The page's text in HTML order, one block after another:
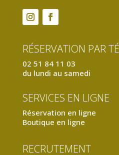
RÉSERVATION PAR
02 51 84 11 03
du lundi au samedi
SERVICES EN LIGNE
Réservation en ligne
Boutique en ligne
RECRUTEMENT